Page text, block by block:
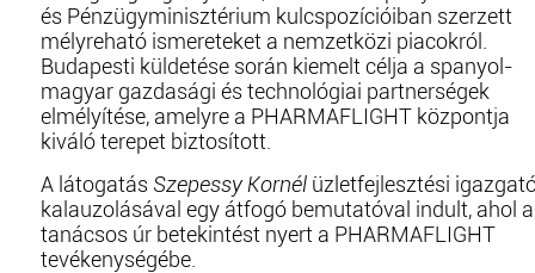
és Pénzügyminisztérium kulcspozícióiban szerzett
mélyreható ismereteket a nemzetközi piacokról.
Budapesti küldetése során kiemelt célja a spanyol-
magyar gazdasági és technológiai partnerségek
elmélyítése, amelyre a PHARMAFLIGHT központja
kiváló terepet biztosított.
A látogatás Szepessy Kornél üzletfejlesztési
kalauzolásával egy átfogó bemutatóval indult, ahol a
tanácsos úr betekintést nyert a PHARMAFLIGHT
tevékenységébe.